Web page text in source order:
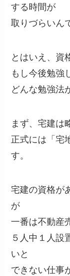
する時間が
取りづらいん
とはいえ、資
もし今後勉強
どんな勉強法
まず、宅建は
正式には「宅
す。
宅建の資格が
が
一番は不動産
５人中１人設
いと
できない仕事